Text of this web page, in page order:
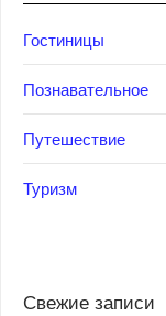
Гостиницы
Познавательное
Путешествие
Туризм
Свежие записи